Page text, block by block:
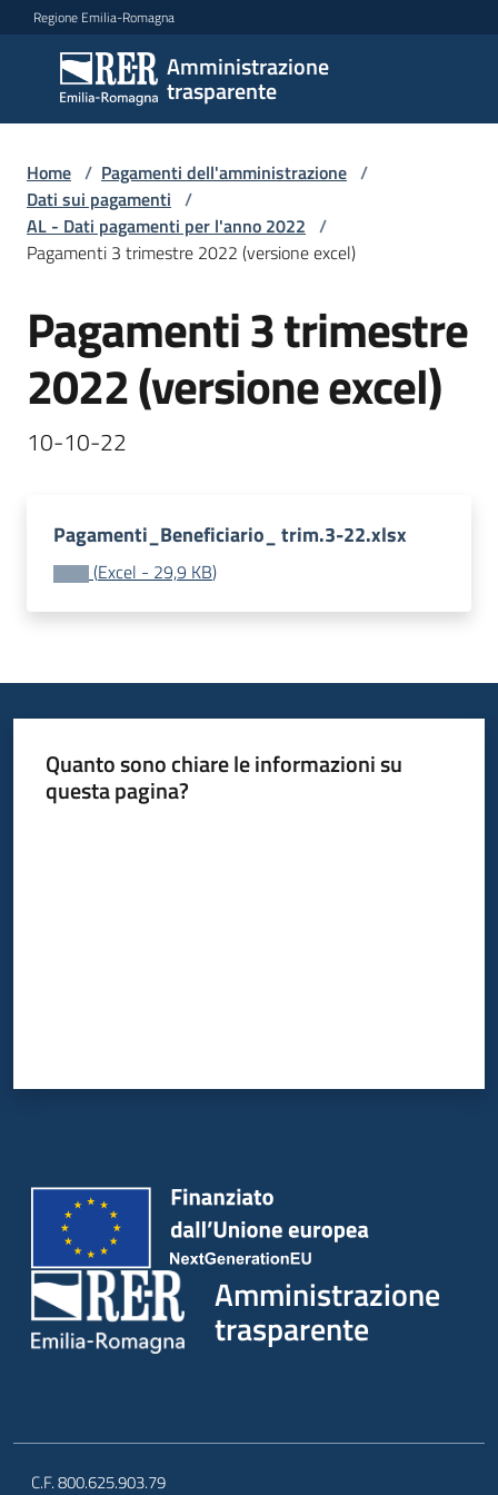
Vai al contenuto
Vai alla navigazione
Vai al footer
Regione Emilia-Romagna
Amministrazione
trasparente
Amministrazione
trasparente
Sottosezioni
Home / Pagamenti dell'amministrazione /
Dati sui pagamenti /
AL - Dati pagamenti per l'anno 2022 /
Pagamenti 3 trimestre 2022 (versione excel)
Pagamenti 3 trimestre
2022 (versione excel)
10-10-22
Pagamenti_Beneficiario_ trim.3-22.xlsx
(Excel - 29,9 KB)
Quanto sono chiare le informazioni su
questa pagina?
Amministrazione
trasparente
C.F. 800.625.903.79